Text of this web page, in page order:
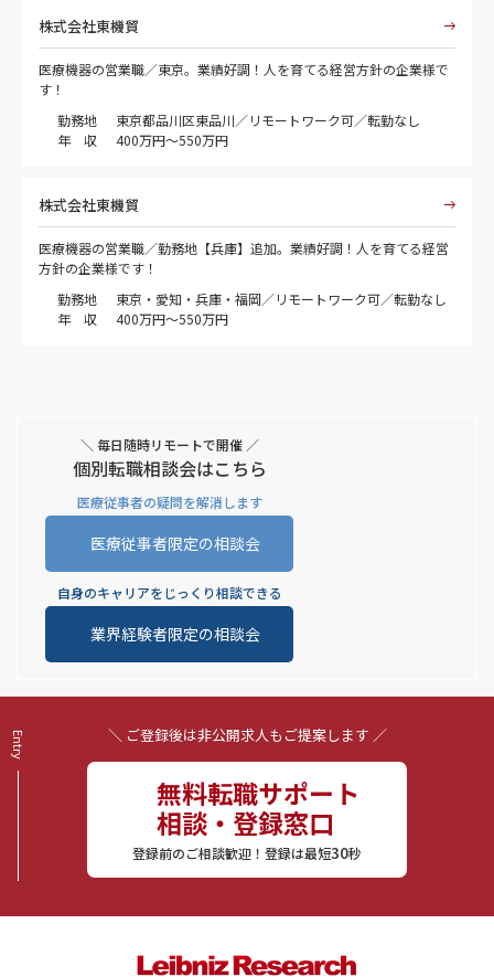
株式会社東機貿
医療機器の営業職／東京。業績好調！人を育てる経営方針の企業様で
す！
勤務地
東京都品川区東品川／リモートワーク可／転勤なし
年 収
400万円～550万円
株式会社東機貿
医療機器の営業職／勤務地【兵庫】追加。業績好調！人を育てる経営
方針の企業様です！
勤務地
東京・愛知・兵庫・福岡／リモートワーク可／転勤なし
年 収
400万円～550万円
＼ 毎日随時リモートで開催 ／
個別転職相談会はこちら
医療従事者の疑問を解消します
医療従事者限定の相談会
自身のキャリアをじっくり相談できる
業界経験者限定の相談会
＼ ご登録後は非公開求人もご提案します ／
無料転職サポート
相談・登録窓口
登録前のご相談歓迎！登録は最短30秒